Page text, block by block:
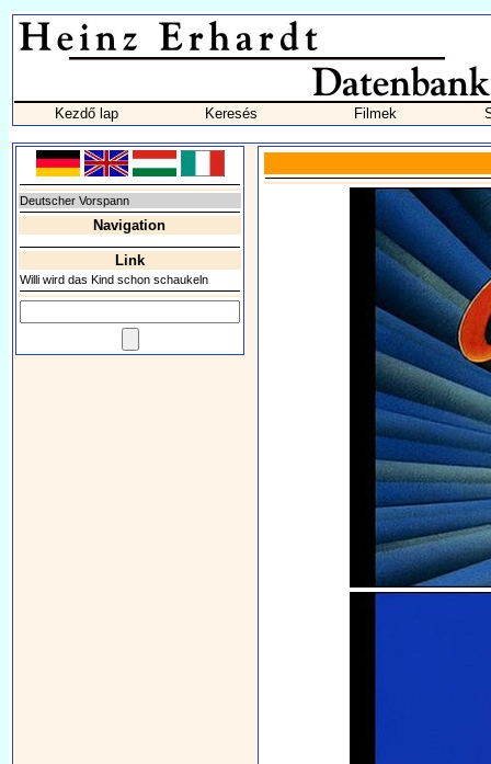
Kezdő lap Keresés Filmek
Deutscher Vorspann
Navigation
Link
Willi wird das Kind schon schaukeln